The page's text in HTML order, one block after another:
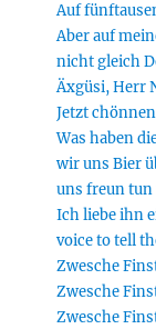
Auf
Aber auf
nicht gleich
Äxgüsi, Herr
Jetzt
Was haben
wir uns Bier
uns freun tun
Ich liebe ihn
voice to tell
Zwesche
Zwesche
Zwesche